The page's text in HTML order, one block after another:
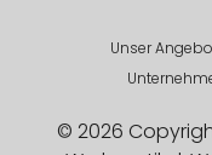
Unser
© 2026